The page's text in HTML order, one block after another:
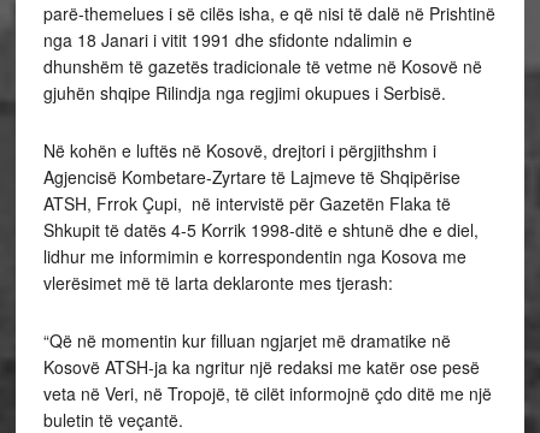
parë-themelues i së cilës isha, e që nisi të dalë në Prishtinë
nga 18 Janari i vitit 1991 dhe sfidonte ndalimin e
dhunshëm të gazetës tradicionale të vetme në Kosovë në
gjuhën shqipe Rilindja nga regjimi okupues i Serbisë.
Në kohën e luftës në Kosovë, drejtori i përgjithshm i
Agjencisë Kombetare-Zyrtare të Lajmeve të Shqipërise
ATSH, Frrok Çupi, në intervistë për Gazetën Flaka të
Shkupit të datës 4-5 Korrik 1998-ditë e shtunë dhe e diel,
lidhur me informimin e korrespondentin nga Kosova me
vlerësimet më të larta deklaronte mes tjerash:
“Që në momentin kur filluan ngjarjet më dramatike në
Kosovë ATSH-ja ka ngritur një redaksi me katër ose pesë
veta në Veri, në Tropojë, të cilët informojnë çdo ditë me një
buletin të veçantë.